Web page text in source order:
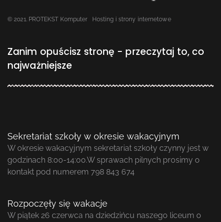
© 2021. PROTEKST Komputer Hosting i strony internetowe
Zanim opuścisz stronę - przeczytaj to, co
najważniejsze
Sekretariat szkoły w okresie wakacyjnym
W okresie wakacyjnym sekretariat szkoły czynny jest w
godzinach 8:00-14:00.W sprawach pilnych prosimy o
kontakt pod numerem 798 843 674
Rozpoczęły się wakacje
W piątek 26 czerwca na dziedzińcu naszego liceum o